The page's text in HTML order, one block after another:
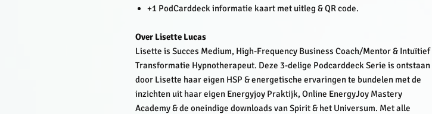
+1 PodCarddeck informatie kaart met uitleg & QR code.
Over Lisette Lucas
Lisette is Succes Medium, High-Frequency Business Coach/Mentor & Intuïtief
Transformatie Hypnotherapeut. Deze 3-delige Podcarddeck Serie is ontstaan
door Lisette haar eigen HSP & energetische ervaringen te bundelen met de
inzichten uit haar eigen Energyjoy Praktijk, Online EnergyJoy Mastery
Academy & de oneindige downloads van Spirit & het Universum. Met alle